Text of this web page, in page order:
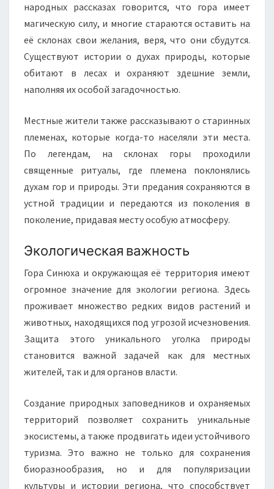
народных рассказах говорится, что гора имеет
магическую силу, и многие стараются оставить на
её склонах свои желания, веря, что они сбудутся.
Существуют истории о духах природы, которые
обитают в лесах и охраняют здешние земли,
наполняя их особой загадочностью.
Местные жители также рассказывают о старинных
племенах, которые когда-то населяли эти места.
По легендам, на склонах горы проходили
священные ритуалы, где племена поклонялись
духам гор и природы. Эти предания сохраняются в
устной традиции и передаются из поколения в
поколение, придавая месту особую атмосферу.
Экологическая важность
Гора Синюха и окружающая её территория имеют
огромное значение для экологии региона. Здесь
проживает множество редких видов растений и
животных, находящихся под угрозой исчезновения.
Защита этого уникального уголка природы
становится важной задачей как для местных
жителей, так и для органов власти.
Создание природных заповедников и охраняемых
территорий позволяет сохранить уникальные
экосистемы, а также продвигать идеи устойчивого
туризма. Это важно не только для сохранения
биоразнообразия, но и для популяризации
культуры и истории региона, что способствует